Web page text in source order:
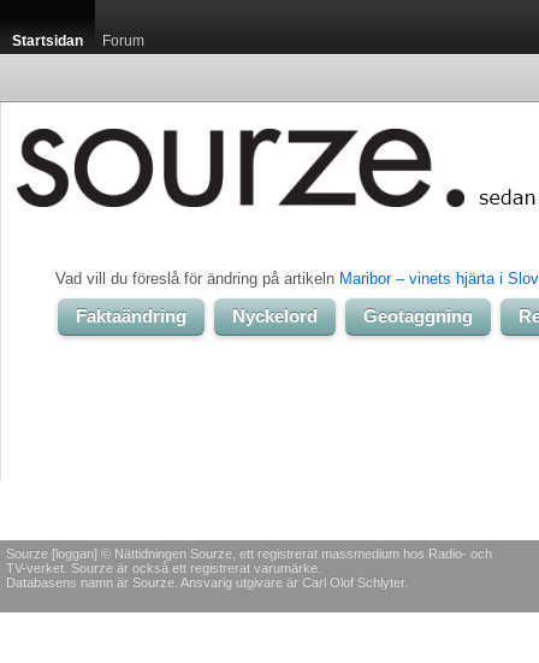
Startsidan Forum
Vad vill du föreslå för ändring på artikeln Maribor – vinets hjärta i
Faktaändring Nyckelord Geotaggning
Sourze [loggan] © Nättidningen Sourze, ett registrerat massmedium hos Radio- och
TV-verket. Sourze är också ett registrerat varumärke.
Databasens namn är Sourze. Ansvarig utgivare är Carl Olof Schlyter.